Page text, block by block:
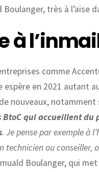
très à l’aise
à
comme
en 2021 autant
nouveaux, notamment
qui accueillent
. Je pense par exemple à
technicien ou
Boulanger, qui